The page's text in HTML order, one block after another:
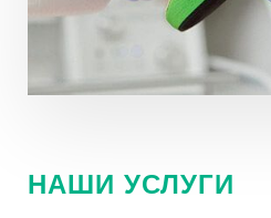
НАШИ УСЛУГИ